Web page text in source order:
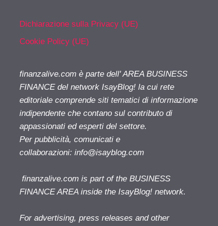
Dichiarazione sulla Privacy (UE)
Cookie Policy (UE)
finanzalive.com è parte dell' AREA BUSINESS
FINANCE del network IsayBlog! la cui rete
editoriale comprende siti tematici di informazione
indipendente che contano sul contributo di
appassionati ed esperti del settore.
Per pubblicità, comunicati e
collaborazioni: info@isayblog.com
finanzalive.com is part of the BUSINESS
FINANCE AREA inside the IsayBlog! network.
For advertising, press releases and other